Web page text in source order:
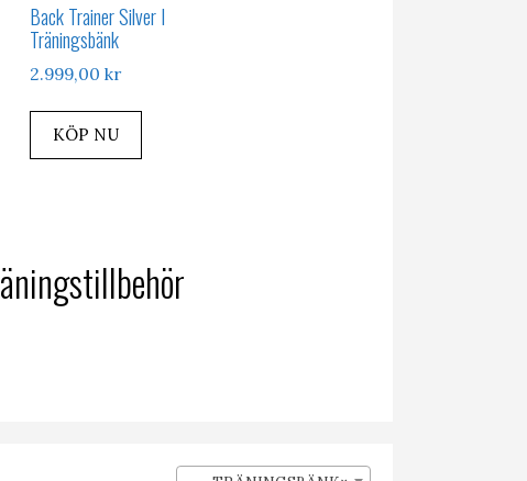
Back Trainer Silver I
Träningsbänk
2.999,00kr
KÖP NU